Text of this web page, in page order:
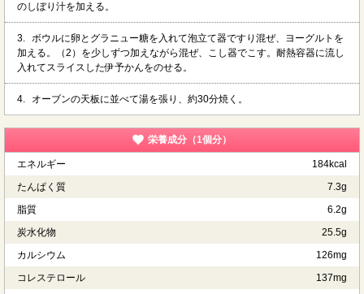
のしぼり汁を加える。
3. ボウルに卵とグラニュー糖を入れて泡立て器ですり混ぜ、ヨーグルトを
加える。（2）を少しずつ加えながら混ぜ、こし器でこす。耐熱容器に流し
入れてスライスした伊予かんをのせる。
4. オーブンの天板に並べて湯を張り、約30分焼く。
栄養成分（1個分）
エネルギー
184kcal
たんぱく質
7.3g
脂質
6.2g
炭水化物
25.5g
カルシウム
126mg
コレステロール
137mg